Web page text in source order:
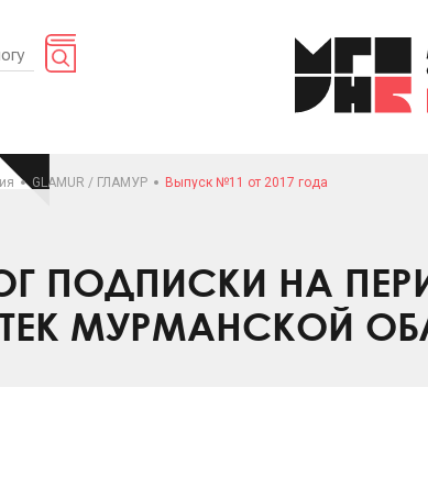
GLAMUR / ГЛАМУР Выпуск №11 от 2017 года
ПОДПИСКИ НА
МУРМАНСКОЙ